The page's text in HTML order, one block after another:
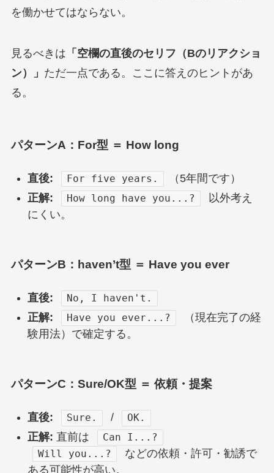
を働かせてはならない。
見るべきは 「空欄の直後のセリフ（Bのリアクショ
ン）」 ただ一点である。ここに答えのヒントがあ
る。
パターンA：For型 ＝ How long
直後: For five years.
（5年間です）
正解:
How long have you...?
以外考え
にくい。
パターンB：haven’t型 ＝ Have you ever
直後: No, I haven't.
正解: Have you ever...?
（現在完了の経
験用法）で確定する。
パターンC：Sure/OK型 ＝ 依頼・提案
直後: Sure. / OK.
正解: 直前は
Can I...?
Will you...?
などの依頼・許可・勧誘で
ある可能性が高い。